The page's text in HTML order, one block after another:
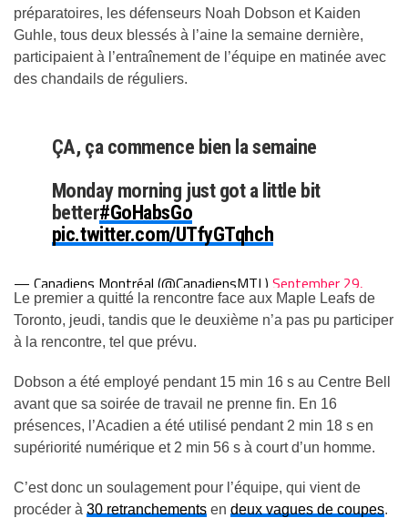
préparatoires, les défenseurs Noah Dobson et Kaiden
Guhle, tous deux blessés à l’aine la semaine dernière,
participaient à l’entraînement de l’équipe en matinée avec
des chandails de réguliers.
ÇA, ça commence bien la semaine
Monday morning just got a little bit
better#GoHabsGo
pic.twitter.com/UTfyGTqhch
— Canadiens Montréal (@CanadiensMTL) September 29,
2025
Le premier a quitté la rencontre face aux Maple Leafs de
Toronto, jeudi, tandis que le deuxième n’a pas pu participer
à la rencontre, tel que prévu.
Dobson a été employé pendant 15 min 16 s au Centre Bell
avant que sa soirée de travail ne prenne fin. En 16
présences, l’Acadien a été utilisé pendant 2 min 18 s en
supériorité numérique et 2 min 56 s à court d’un homme.
C’est donc un soulagement pour l’équipe, qui vient de
procéder à 30 retranchements en deux vagues de coupes.